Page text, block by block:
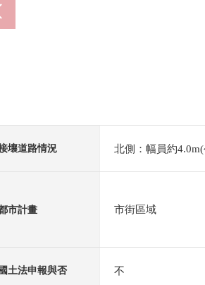
壤道路情況 北側：幅員約
市計畫 市街區域
國土法申報與否 不